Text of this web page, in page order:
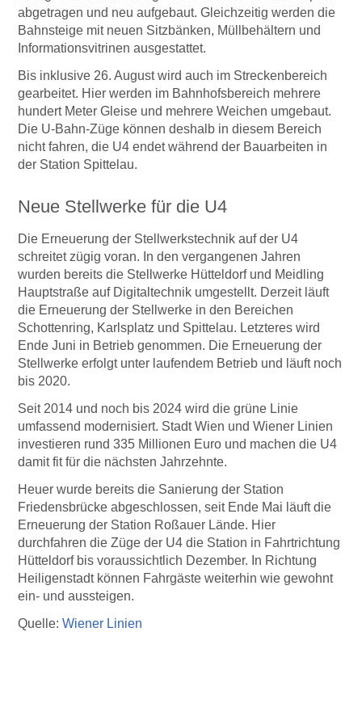
abgetragen und neu aufgebaut. Gleichzeitig werden die
Bahnsteige mit neuen Sitzbänken, Müllbehältern und
Informationsvitrinen ausgestattet.
Bis inklusive 26. August wird auch im Streckenbereich
gearbeitet. Hier werden im Bahnhofsbereich mehrere
hundert Meter Gleise und mehrere Weichen umgebaut.
Die U-Bahn-Züge können deshalb in diesem Bereich
nicht fahren, die U4 endet während der Bauarbeiten in
der Station Spittelau.
Neue Stellwerke für die U4
Die Erneuerung der Stellwerkstechnik auf der U4
schreitet zügig voran. In den vergangenen Jahren
wurden bereits die Stellwerke Hütteldorf und Meidling
Hauptstraße auf Digitaltechnik umgestellt. Derzeit läuft
die Erneuerung der Stellwerke in den Bereichen
Schottenring, Karlsplatz und Spittelau. Letzteres wird
Ende Juni in Betrieb genommen. Die Erneuerung der
Stellwerke erfolgt unter laufendem Betrieb und läuft noch
bis 2020.
Seit 2014 und noch bis 2024 wird die grüne Linie
umfassend modernisiert. Stadt Wien und Wiener Linien
investieren rund 335 Millionen Euro und machen die U4
damit fit für die nächsten Jahrzehnte.
Heuer wurde bereits die Sanierung der Station
Friedensbrücke abgeschlossen, seit Ende Mai läuft die
Erneuerung der Station Roßauer Lände. Hier
durchfahren die Züge der U4 die Station in Fahrtrichtung
Hütteldorf bis voraussichtlich Dezember. In Richtung
Heiligenstadt können Fahrgäste weiterhin wie gewohnt
ein- und aussteigen.
Quelle: Wiener Linien